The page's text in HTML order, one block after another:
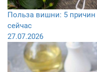
Польза вишни: 5 причин
сейчас
27.07.2026